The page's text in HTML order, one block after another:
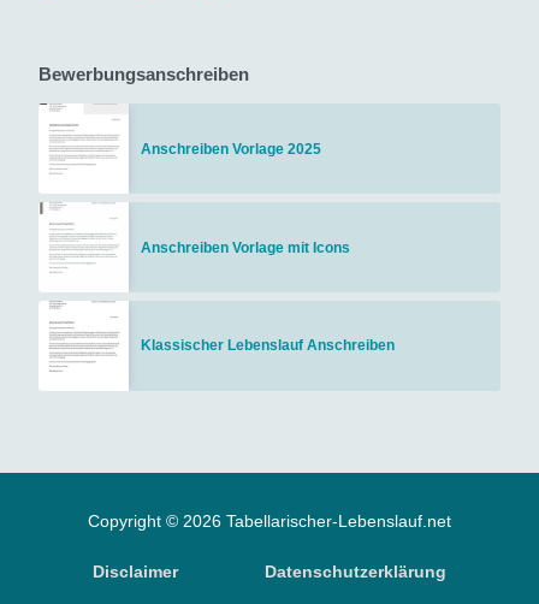
Bewerbungsanschreiben
Anschreiben Vorlage 2025
Anschreiben Vorlage mit Icons
Klassischer Lebenslauf Anschreiben
Copyright © 2026 Tabellarischer-Lebenslauf.net
Disclaimer Datenschutzerklärung